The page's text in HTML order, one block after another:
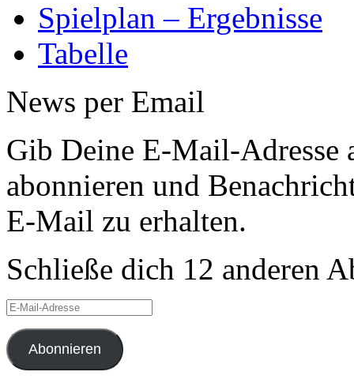
Spielplan – Ergebnisse
Tabelle
News per Email
Gib Deine E-Mail-Adresse
abonnieren und
E-Mail zu erhalten.
Schließe dich 12 anderen
E-
Mail-
Adresse
Abonnieren